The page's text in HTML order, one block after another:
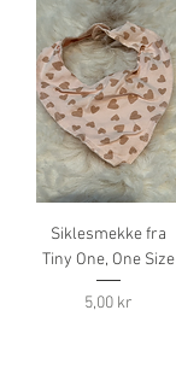
Siklesmekke fra
Tiny One, One Size
Pris
5,00 kr